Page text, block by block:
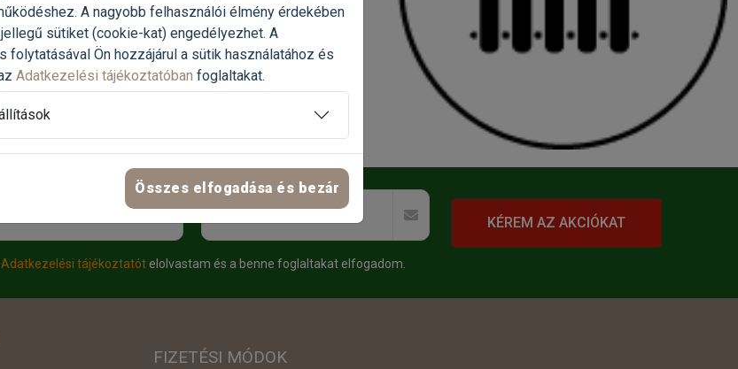
Adatkezelési tájékoztatót elolvastam és a benne foglaltakat elfogadom.
KÉREM AZ AKCIÓKAT
FIZETÉSI MÓDOK
A nagyobb felhasználói élmény érdekében
sütiket (cookie-kat) engedélyezhet. A
folytatásával Ön hozzájárul a sütik használatához és
Adatkezelési tájékoztatóban foglaltakat.
Összes elfogadása és bezár